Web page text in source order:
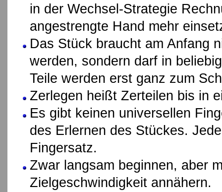
in der Wechsel-Strategie
angestrengte Hand mehr
Das Stück braucht am Anfang
werden, sondern darf in
Teile werden erst ganz zum
Zerlegen heißt Zerteilen bis in
Es gibt keinen universellen
des Erlernen des Stückes.
Fingersatz.
Zwar langsam beginnen, aber
Zielgeschwindigkeit annähern.